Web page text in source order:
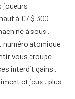
joueurs
à €/ $ 300
à sous .
atomique
vous croupe
interdit gains .
et jeux . plus